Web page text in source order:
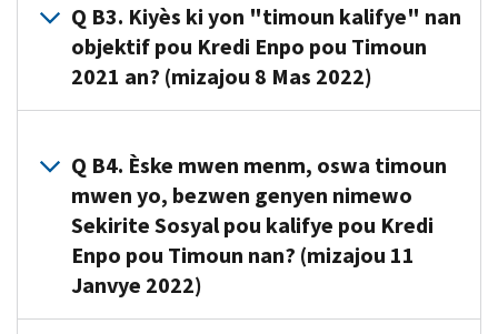
pou
Timoun
yo
genyen
yon
timoun
kalifye.
Epi
tou,
oumenm
Q B3. Kiyès ki yon "timoun kalifye" nan
objektif pou Kredi Enpo pou Timoun
2021 an? (mizajou 8 Mas 2022)
ane
fiskal
2021
an,
yon
timoun
kalifye
Q B4. Èske mwen menm, oswa timoun
mwen yo, bezwen genyen nimewo
Sekirite Sosyal pou kalifye pou Kredi
Enpo pou Timoun nan? (mizajou 11
Janvye 2022)